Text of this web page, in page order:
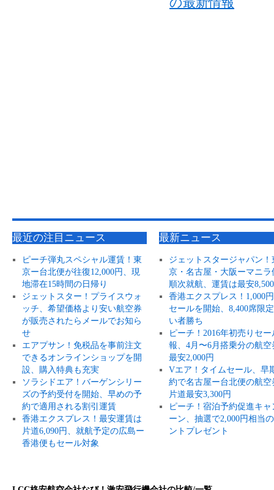
最近の注目ニュース
ピーチ弾丸スペシャル運賃！東
京ー台北便が往復12,000円、現
地滞在15時間の日帰り
ジェットスター！プライスウォ
ッチ、希望価格より安い航空券
が販売されたらメールでお知ら
せ
エアプサン！免税品を事前注文
できるオンラインショップを開
設、購入特典も充実
ソラシドエア！バーゲンシリー
ズの予約受付を開始、早めの予
約で適用される割引運賃
香港エクスプレス！最安運賃は
片道6,090円、就航予定の広島ー
香港便もセール対象
最新ニュース
ジェットスタージャパン！
京・名古屋・大阪ーマニラ
順次就航、運賃は最安
香港エクスプレス！1,000
セールを開始、8,400席限
い者勝ち
ピーチ！2016年初売りセー
報、4月〜6月搭乗分の航空
最安2,000円
Vエア！タイムセール、早
約で名古屋ー台北便の航空
片道最安3,300円
ピーチ！宿泊予約促進キャ
ーン、抽選で2,000円相当
ントプレゼント